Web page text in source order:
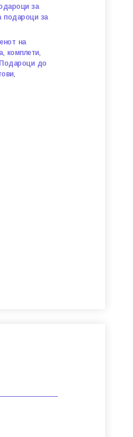
за
подароци за
на
, комплети,
Подароци до
,